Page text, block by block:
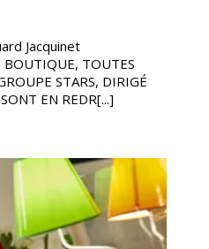
Jacquinet
TOUTES
STARS, DIRIGÉ
EN REDR[...]